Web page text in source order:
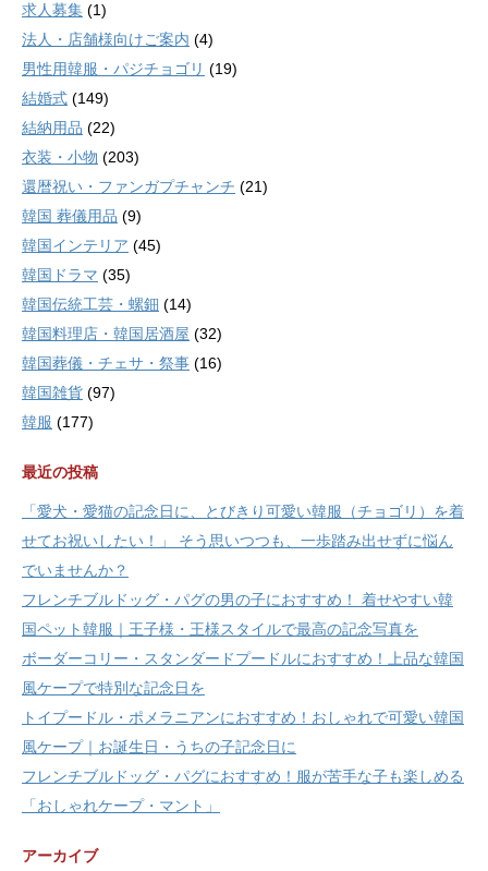
求人募集 (1)
法人・店舗様向けご案内 (4)
男性用韓服・パジチョゴリ (19)
結婚式 (149)
結納用品 (22)
衣装・小物 (203)
還暦祝い・ファンガプチャンチ (21)
韓国 葬儀用品 (9)
韓国インテリア (45)
韓国ドラマ (35)
韓国伝統工芸・螺鈿 (14)
韓国料理店・韓国居酒屋 (32)
韓国葬儀・チェサ・祭事 (16)
韓国雑貨 (97)
韓服 (177)
最近の投稿
「愛犬・愛猫の記念日に、とびきり可愛い韓服（チョゴリ）を着
せてお祝いしたい！」 そう思いつつも、一歩踏み出せずに悩ん
でいませんか？
フレンチブルドッグ・パグの男の子におすすめ！ 着せやすい韓
国ペット韓服｜王子様・王様スタイルで最高の記念写真を
ボーダーコリー・スタンダードプードルにおすすめ！上品な韓国
風ケープで特別な記念日を
トイプードル・ポメラニアンにおすすめ！おしゃれで可愛い韓国
風ケープ｜お誕生日・うちの子記念日に
フレンチブルドッグ・パグにおすすめ！服が苦手な子も楽しめる
「おしゃれケープ・マント」
アーカイブ